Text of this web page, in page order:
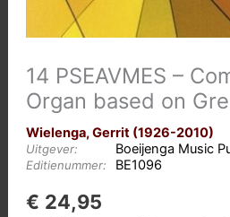
14 PSEAVMES –
Organ based on
Wielenga, Gerrit (1926-2010)
Uitgever: Boeijenga Music
Editienummer: BE1096
€ 24,95